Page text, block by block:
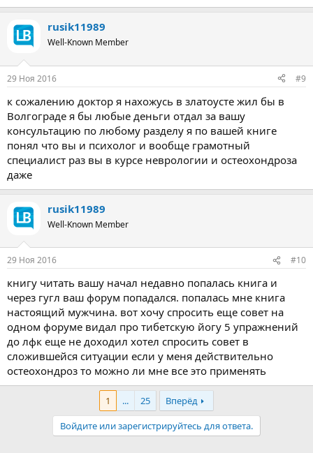
rusik11989
Well-Known Member
29 Ноя 2016 #9
к сожалению доктор я нахожусь в златоусте жил бы в
Волгограде я бы любые деньги отдал за вашу
консультацию по любому разделу я по вашей книге
понял что вы и психолог и вообще грамотный
специалист раз вы в курсе неврологии и остеохондроза
даже
rusik11989
Well-Known Member
29 Ноя 2016 #10
книгу читать вашу начал недавно попалась книга и
через гугл ваш форум попадался. попалась мне книга
настоящий мужчина. вот хочу спросить еще совет на
одном форуме видал про тибетскую йогу 5 упражнений
до лфк еще не доходил хотел спросить совет в
сложившейся ситуации если у меня действительно
остеохондроз то можно ли мне все это применять
1 ... 25
Вперёд
Войдите или зарегистрируйтесь для ответа.